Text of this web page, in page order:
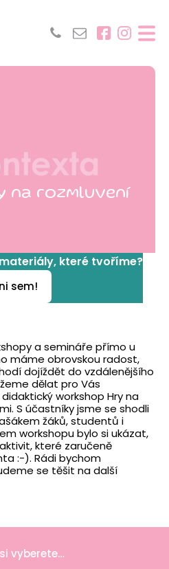
na rozmluvení
které tvoříme?
sem!
a semináře přímo u
máme obrovskou radost,
dojíždět do vzdálenějšího
dělat pro Vás
workshop Hry na
S účastníky jsme se shodli
žáků, studentů i
workshopu bylo si ukázat,
které zaručeně
:-). Rádi bychom
se těšit na další
vyberete…